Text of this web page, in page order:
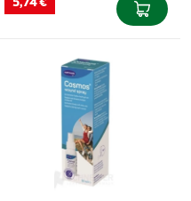
5,74 €